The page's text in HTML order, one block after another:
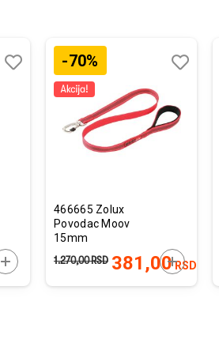
DODAJTE U KORPU
-70%
466665 Zolux
Povodac Moov
15mm
381,00RSD
1.270,00RSD
listu
želja